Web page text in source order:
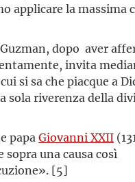
applicare la massima
dopo aver
invita
si sa che piacque a
sola riverenza della
papa Giovanni XXII
una causa così
[5]